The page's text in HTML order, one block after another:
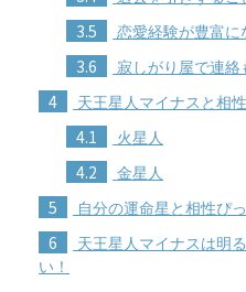
3.5 恋愛経験が豊富に
3.6 寂しがり屋で連絡
4 天王星人マイナスと相
4.1 火星人
4.2 金星人
5 自分の運命星と相性ぴ
6
天王星人マイナスは明
い！